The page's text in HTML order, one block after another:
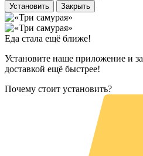
Установить Закрыть
Еда стала ещё ближе!
Установите наше приложение и
доставкой ещё быстрее!
Почему стоит установить?